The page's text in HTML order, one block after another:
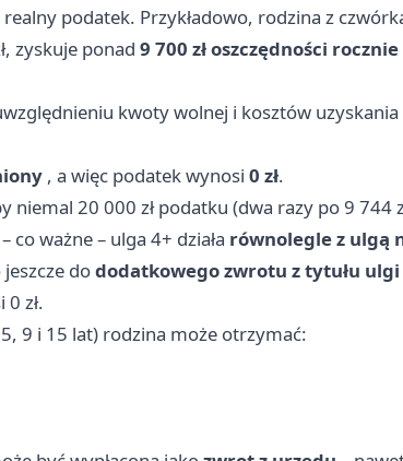
podatek. Przykładowo, rodzina z
zyskuje ponad 9 700 zł oszczędności rocznie
kwoty wolnej i kosztów uzyskania
, a więc podatek wynosi 0 zł.
niemal 20 000 zł podatku (dwa razy po 9 744
co ważne – ulga 4+ działa równolegle z ulgą
dododatkowego zwrotu z tytułu ulgi
zł.
9 i 15 lat) rodzina może otrzymać: